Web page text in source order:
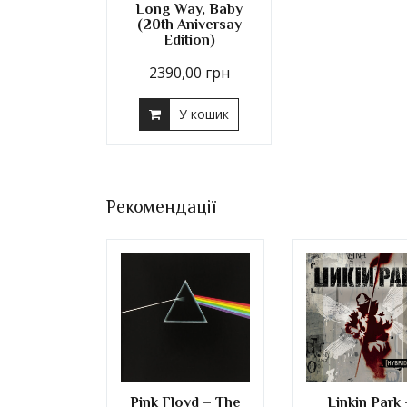
Long Way, Baby
(20th Aniversay
Edition)
2390,00 грн
У кошик
Рекомендації
Pink Floyd – The Linkin Park